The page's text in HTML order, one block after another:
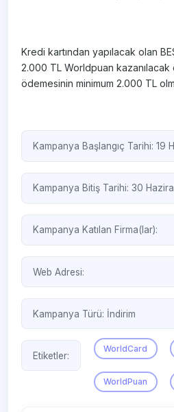
Kredi kartından yapılacak olan
2.000 TL Worldpuan kazanılacak
ödemesinin minimum 2.000 TL
Kampanya Başlangıç Tarihi: 19
Kampanya Bitiş Tarihi: 30
Kampanya Katılan Firma(lar):
Web Adresi:
Kampanya Türü: İndirim
Etiketler:
WorldCard
WorldPuan